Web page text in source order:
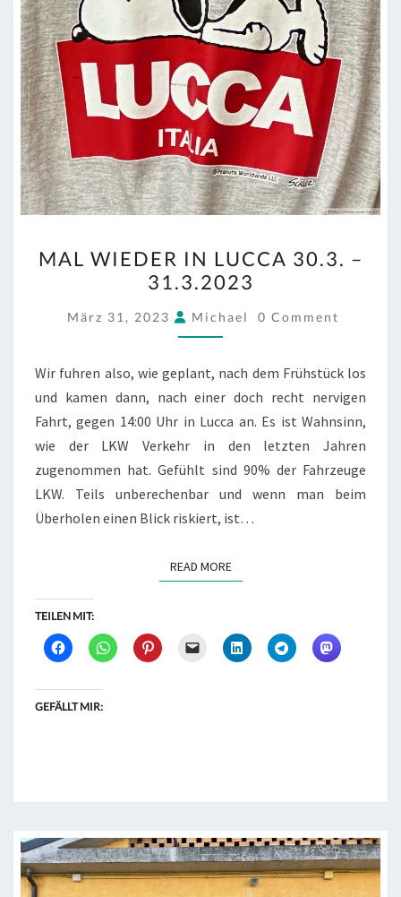
WIEDER
IN
LUCCA
30.3.
31.3.2023
MAL WIEDER IN LUCCA 30.3. –
31.3.2023
März 31, 2023 Michael COMMENTS
0 Comment
Wir fuhren also, wie geplant, nach dem Frühstück los
und kamen dann, nach einer doch recht nervigen
Fahrt, gegen 14:00 Uhr in Lucca an. Es ist Wahnsinn,
wie der LKW Verkehr in den letzten Jahren
zugenommen hat. Gefühlt sind 90% der Fahrzeuge
LKW. Teils unberechenbar und wenn man beim
Überholen einen Blick riskiert, ist…
READ MOREREAD MORE
TEILEN MIT:
GEFÄLLT MIR: